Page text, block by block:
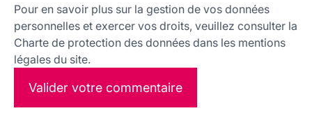
Pour en savoir plus sur la gestion de vos données
personnelles et exercer vos droits, veuillez consulter la
Charte de protection des données dans les mentions
légales du site.
Valider votre commentaire